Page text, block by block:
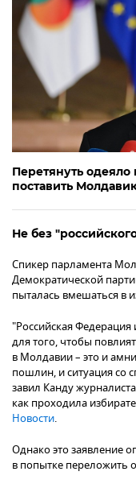
Перетянуть одеяло
поставить
Не без
Спикер парламента
Демократической
пыталась вмешаться в
"Российская
для того, чтобы
в Молдавии – это и
пошлин, и ситуация со
завил Канду
как проходила
Новости.
Однако это заявление
в попытке переложить